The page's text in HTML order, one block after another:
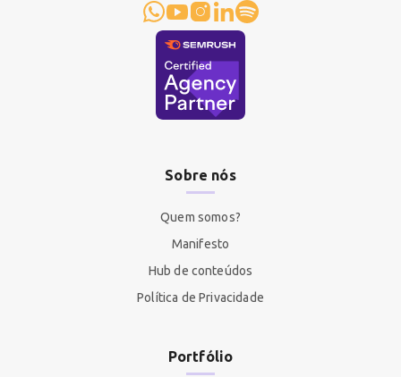
Sobre nós
Quem somos?
Manifesto
Hub de conteúdos
Política de Privacidade
Portfólio